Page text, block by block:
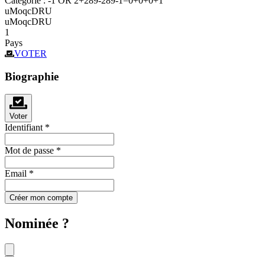
uMoqcDRU
uMoqcDRU
1
Pays
VOTER
Biographie
Voter
Identifiant *
Mot de passe *
Email *
Créer mon compte
Nominée ?